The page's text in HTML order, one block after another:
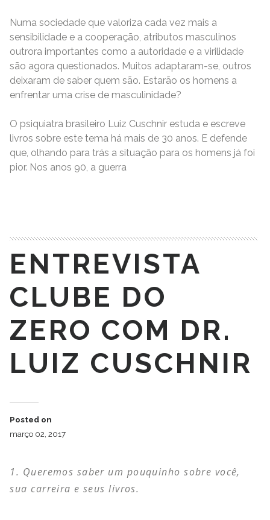
Numa sociedade que valoriza cada vez mais a
sensibilidade e a cooperação, atributos masculinos
outrora importantes como a autoridade e a virilidade
são agora questionados. Muitos adaptaram-se, outros
deixaram de saber quem são. Estarão os homens a
enfrentar uma crise de masculinidade?
O psiquiatra brasileiro Luiz Cuschnir estuda e escreve
livros sobre este tema há mais de 30 anos. E defende
que, olhando para trás a situação para os homens já foi
pior. Nos anos 90, a guerra
ENTREVISTA
CLUBE DO
ZERO COM DR.
LUIZ CUSCHNIR
Posted on
março 02, 2017
Queremos saber um pouquinho sobre você,
sua carreira e seus livros.